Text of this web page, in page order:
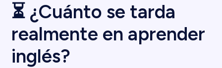
⏳ ¿Cuánto se tarda
realmente en aprender
inglés?